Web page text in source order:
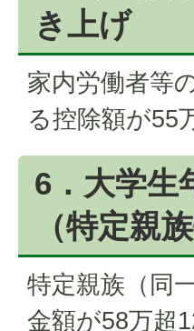
き上げ
家内労働者等
る控除額が55
6．大学生
（特定親
特定親族（同
金額が58万超